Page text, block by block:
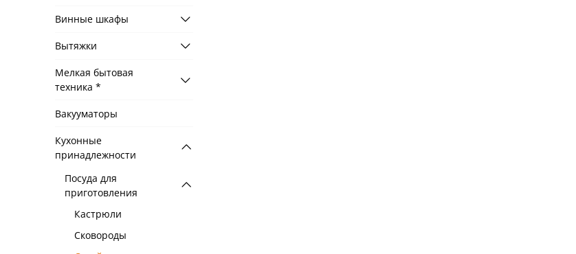
Винные шкафы
Вытяжки
Мелкая бытовая
техника *
Вакууматоры
Кухонные
принадлежности
Посуда для
приготовления
Кастрюли
Сковороды